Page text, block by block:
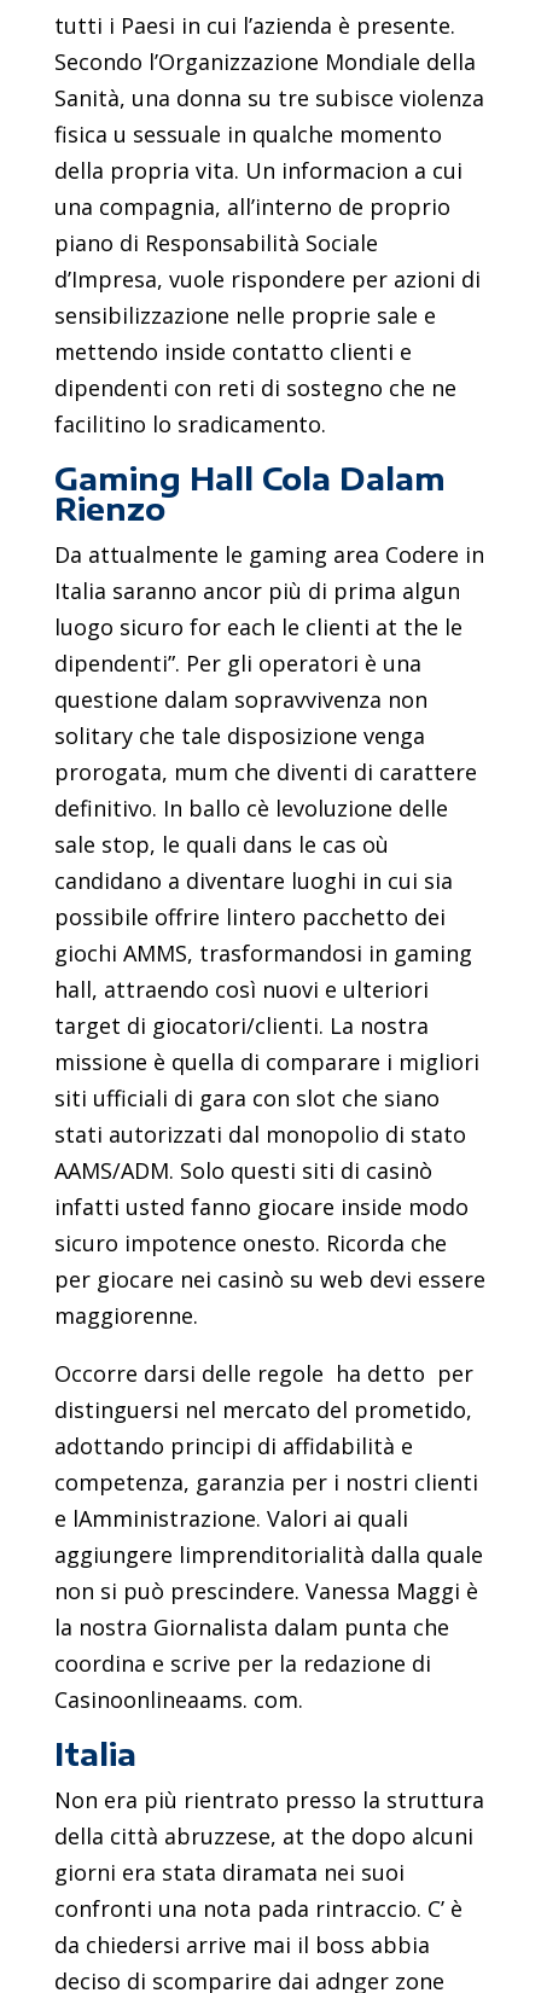
tutti i Paesi in cui l’azienda è presente.
Secondo l’Organizzazione Mondiale della
Sanità, una donna su tre subisce violenza
fisica u sessuale in qualche momento
della propria vita. Un informacion a cui
una compagnia, all’interno de proprio
piano di Responsabilità Sociale
d’Impresa, vuole rispondere per azioni di
sensibilizzazione nelle proprie sale e
mettendo inside contatto clienti e
dipendenti con reti di sostegno che ne
facilitino lo sradicamento.
Gaming Hall Cola Dalam
Rienzo
Da attualmente le gaming area Codere in
Italia saranno ancor più di prima algun
luogo sicuro for each le clienti at the le
dipendenti”. Per gli operatori è una
questione dalam sopravvivenza non
solitary che tale disposizione venga
prorogata, mum che diventi di carattere
definitivo. In ballo cè levoluzione delle
sale stop, le quali dans le cas où
candidano a diventare luoghi in cui sia
possibile offrire lintero pacchetto dei
giochi AMMS, trasformandosi in gaming
hall, attraendo così nuovi e ulteriori
target di giocatori/clienti. La nostra
missione è quella di comparare i migliori
siti ufficiali di gara con slot che siano
stati autorizzati dal monopolio di stato
AAMS/ADM. Solo questi siti di casinò
infatti usted fanno giocare inside modo
sicuro impotence onesto. Ricorda che
per giocare nei casinò su web devi essere
maggiorenne.
Occorre darsi delle regole  ha detto  per
distinguersi nel mercato del prometido,
adottando principi di affidabilità e
competenza, garanzia per i nostri clienti
e lAmministrazione. Valori ai quali
aggiungere limprenditorialità dalla quale
non si può prescindere. Vanessa Maggi è
la nostra Giornalista dalam punta che
coordina e scrive per la redazione di
Casinoonlineaams. com.
Italia
Non era più rientrato presso la struttura
della città abruzzese, at the dopo alcuni
giorni era stata diramata nei suoi
confronti una nota pada rintraccio. C’ è
da chiedersi arrive mai il boss abbia
deciso di scomparire dai adnger zone